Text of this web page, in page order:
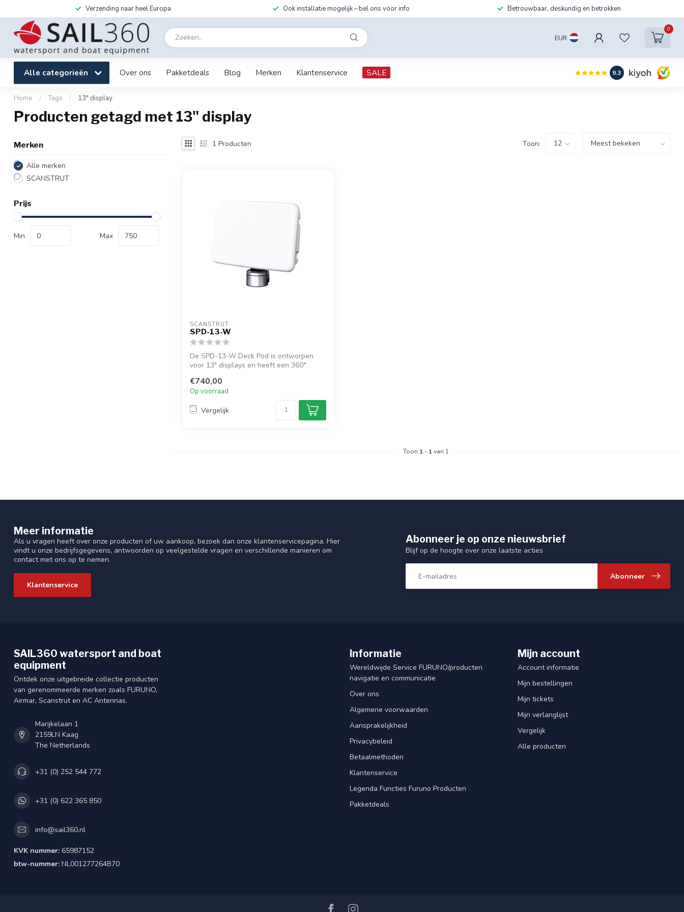
Verzending naar heel Europa Ook installatie mogelijk – bel ons voor info Betrouwbaar, deskundig en betrokken
EUR
0
Alle categorieën Over ons Pakketdeals Blog Merken Klantenservice SALE 9.3
Home / Tags / 13" display
Producten getagd met 13" display
Merken
Alle merken
SCANSTRUT
Prijs
Min Max
1 Producten Toon:
SCANSTRUT
SPD-13-W
De SPD-13-W Deck Pod is ontworpen
voor 13" displays en heeft een 360°
€740,00
Op voorraad
Vergelijk
Toon 1 - 1van 1
Meer informatie
Als u vragen heeft over onze producten of uw aankoop, bezoek dan onze klantenservicepagina. Hier
vindt u onze bedrijfsgegevens, antwoorden op veelgestelde vragen en verschillende manieren om
contact met ons op te nemen.
Klantenservice
Abonneer je op onze nieuwsbrief
Blijf op de hoogte over onze laatste acties
Abonneer
SAIL360 watersport and boat
equipment
Ontdek onze uitgebreide collectie producten
van gerenommeerde merken zoals FURUNO,
Airmar, Scanstrut en AC Antennas.
Marijkelaan 1
2159LN Kaag
The Netherlands
+31 (0) 252 544 772
+31 (0) 622 365 850
info@sail360.nl
KVK nummer: 65987152
btw-nummer: NL001277264B70
Informatie
Wereldwijde Service FURUNO/producten
navigatie en communicatie
Over ons
Algemene voorwaarden
Aansprakelijkheid
Privacybeleid
Betaalmethoden
Klantenservice
Legenda Functies Furuno Producten
Pakketdeals
Mijn account
Account informatie
Mijn bestellingen
Mijn tickets
Mijn verlanglijst
Vergelijk
Alle producten